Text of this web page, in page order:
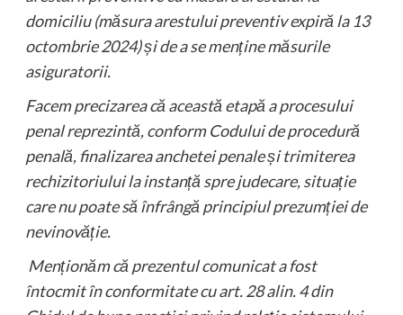
domiciliu (măsura arestului preventiv expiră la 13
octombrie 2024) și de a se menține măsurile
asiguratorii.
Facem precizarea că această etapă a procesului
penal reprezintă, conform Codului de procedură
penală, finalizarea anchetei penale și trimiterea
rechizitoriului la instanță spre judecare, situație
care nu poate să înfrângă principiul prezumției de
nevinovăție.
Menționăm că prezentul comunicat a fost
întocmit în conformitate cu art. 28 alin. 4 din